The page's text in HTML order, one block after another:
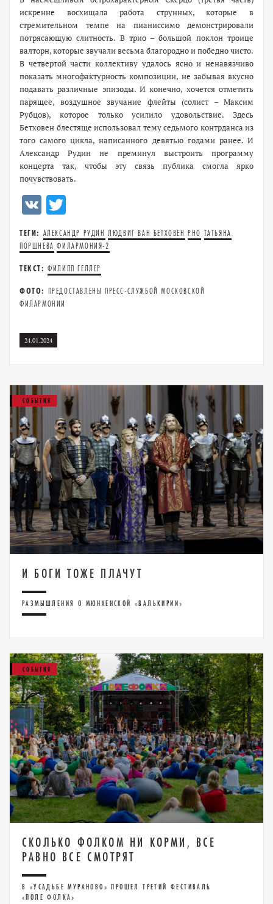
искренне восхищала работа струнных, которые в
стремительном темпе на пианиссимо демонстрировали
потрясающую слитность. В трио – большой поклон троице
валторн, которые звучали весьма благородно и победно чисто.
В четвертой части коллективу удалось ясно и ненавязчиво
показать многофактурность композиции, не забывая вкусно
подавать различные эпизоды. И конечно, хочется отметить
парящее, воздушное звучание флейты (солист – Максим
Рубцов), которое только усилило удовольствие. Здесь
Бетховен блестяще использовал тему седьмого контрданса из
того самого цикла, написанного девятью годами ранее. И
Александр Рудин не преминул выстроить программу
концерта так, чтобы эту связь публика смогла ярко
почувствовать.
VK
ТЕГИ: АЛЕКСАНДР РУДИН ЛЮДВИГ ВАН БЕТХОВЕН РНО ТАТЬЯНА
ПОРШНЕВА ФИЛАРМОНИЯ-2
ТЕКСТ: ФИЛИПП ГЕЛЛЕР
ФОТО: ПРЕДОСТАВЛЕНЫ ПРЕСС-СЛУЖБОЙ МОСКОВСКОЙ
ФИЛАРМОНИИ
24.01.2024
СОБЫТИЯ
И БОГИ ТОЖЕ ПЛАЧУТ
РАЗМЫШЛЕНИЯ О МЮНХЕНСКОЙ «ВАЛЬКИРИИ»
СОБЫТИЯ
СКОЛЬКО ФОЛКОМ НИ КОРМИ, ВСЕ
РАВНО ВСЕ СМОТРЯТ
В «УСАДЬБЕ МУРАНОВО» ПРОШЕЛ ТРЕТИЙ ФЕСТИВАЛЬ
«ПОЛЕ ФОЛКА»